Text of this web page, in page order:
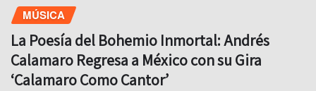
MÚSICA
La Poesía del Bohemio Inmortal: Andrés
Calamaro Regresa a México con su Gira
‘Calamaro Como Cantor’